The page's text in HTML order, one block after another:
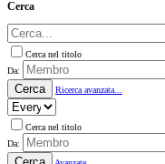
Cerca
Cerca nel titolo
Da:
Cerca Ricerca avanzata...
Cerca nel titolo
Da: